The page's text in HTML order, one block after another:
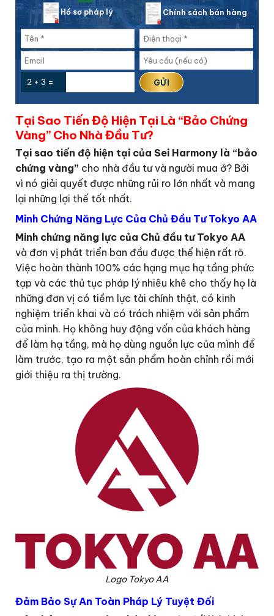
Hồ sơ pháp lý Chính sách bán hàng
2 + 3 =
Tại Sao Tiến Độ Hiện Tại Là “Bảo Chứng
Vàng” Cho Nhà Đầu Tư?
Tại sao tiến độ hiện tại của Sei Harmony là “bảo
chứng vàng” cho nhà đầu tư và người mua ở? Bởi
vì nó giải quyết được những rủi ro lớn nhất và mang
lại những lợi thế tốt nhất.
Minh Chứng Năng Lực Của Chủ Đầu Tư Tokyo AA
Minh chứng năng lực của Chủ đầu tư Tokyo AA
và đơn vị phát triển ban đầu được thể hiện rất rõ.
Việc hoàn thành 100% các hạng mục hạ tầng phức
tạp và các thủ tục pháp lý nhiêu khê cho thấy họ là
những đơn vị có tiềm lực tài chính thật, có kinh
nghiệm triển khai và có trách nhiệm với sản phẩm
của mình. Họ không huy động vốn của khách hàng
để làm hạ tầng, mà họ dùng nguồn lực của mình để
làm trước, tạo ra một sản phẩm hoàn chỉnh rồi mới
giới thiệu ra thị trường.
Logo Tokyo AA
Đảm Bảo Sự An Toàn Pháp Lý Tuyệt Đối